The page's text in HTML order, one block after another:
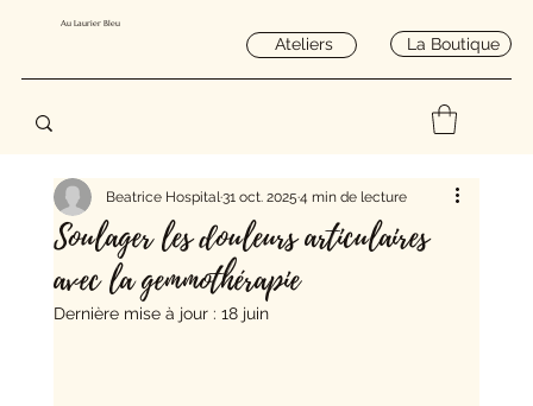
Au Laurier Bleu
Ateliers La Boutique
Soulager les douleurs articulaires
avec la gemmothérapie
Beatrice Hospital31 oct. 20254 min de lecture
Dernière mise à jour : 18 juin